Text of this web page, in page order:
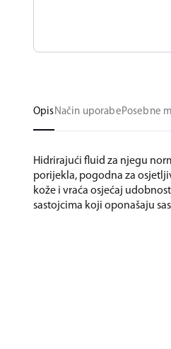
OpisNačin uporabePosebne
Hidrirajući fluid za njegu
porijekla, pogodna za
kože i vraća osjećaj
sastojcima koji oponašaju